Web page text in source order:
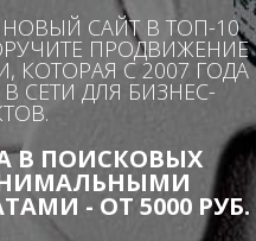
САЙТ В ТОП-10
ПРОДВИЖЕНИЕ
С 2007 ГОДА
СЕТИ ДЛЯ БИЗНЕС-
В ПОИСКОВЫХ
- ОТ 5000 РУБ.